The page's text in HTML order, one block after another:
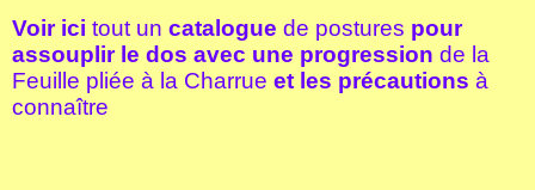
Voir ici tout un catalogue de postures pour
assouplir le dos avec une progression de la
Feuille pliée à la Charrue et les précautions à
connaître